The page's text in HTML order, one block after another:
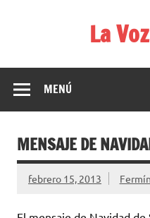
La
para
MENÚ
MENSAJE DE
febrero 15, 2013